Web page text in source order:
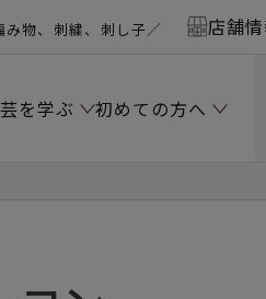
物、刺繍、刺し子／ 店舗
を学ぶ 初めての方へ